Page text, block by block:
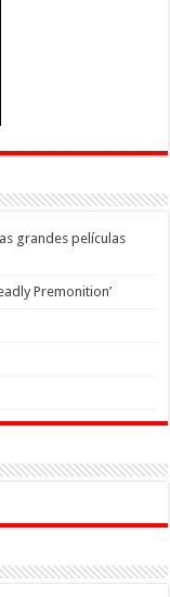
grandes películas
Premonition’